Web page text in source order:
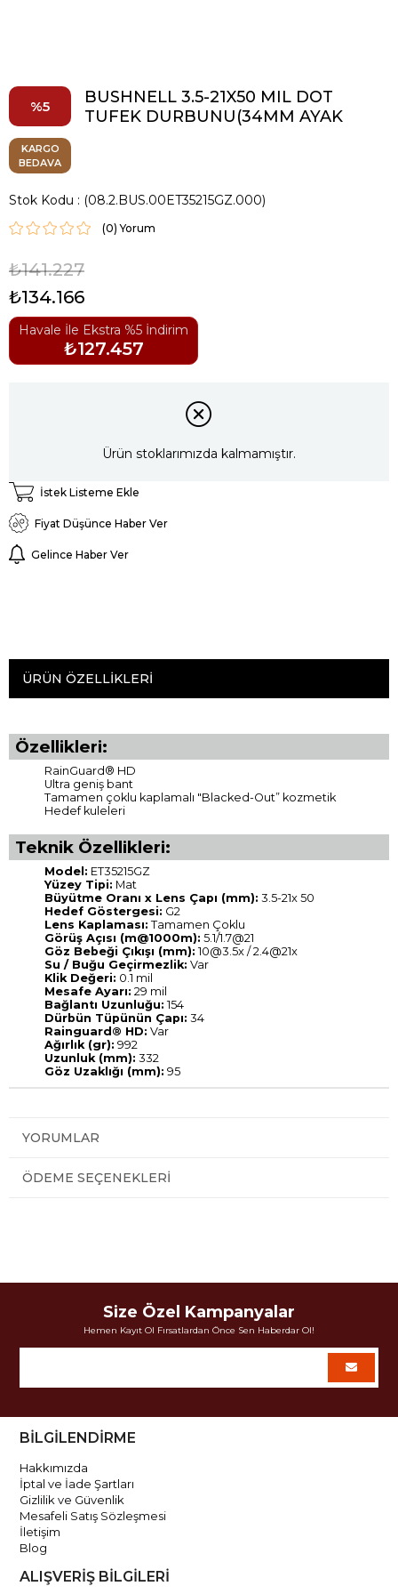
5
BUSHNELL 3.5-21X50 MIL DOT
TUFEK DURBUNU(34MM AYAK
KARGO
BEDAVA
Stok Kodu (08.2.BUS.00ET35215GZ.000)
(0)
₺141.227
₺134.166
Havale İle Ekstra %5 İndirim
₺127.457
Ürün stoklarımızda kalmamıştır.
İstek Listeme Ekle
Fiyat Düşünce Haber Ver
Gelince Haber Ver
ÜRÜN ÖZELLIKLERI
Özellikleri:
RainGuard® HD
Ultra geniş bant
Tamamen çoklu kaplamalı "Blacked-Out” kozmetik
Hedef kuleleri
Teknik Özellikleri:
Model: ET35215GZ
Yüzey Tipi: Mat
Büyütme Oranı x Lens Çapı (mm): 3.5-21x 50
Hedef Göstergesi: G2
Lens Kaplaması: Tamamen Çoklu
Görüş Açısı (m@1000m): 5.1/1.7@21
Göz Bebeği Çıkışı (mm): 10@3.5x / 2.4@21x
Su / Buğu Geçirmezlik: Var
Klik Değeri: 0.1 mil
Mesafe Ayarı: 29 mil
Bağlantı Uzunluğu: 154
Dürbün Tüpünün Çapı: 34
Rainguard® HD: Var
Ağırlık (gr): 992
Uzunluk (mm): 332
Göz Uzaklığı (mm): 95
YORUMLAR
ÖDEME SEÇENEKLERI
Size Özel Kampanyalar
Hemen Kayıt Ol Fırsatlardan Önce Sen Haberdar Ol!
BİLGİLENDİRME
Hakkımızda
İptal ve İade Şartları
Gizlilik ve Güvenlik
Mesafeli Satış Sözleşmesi
İletişim
Blog
ALIŞVERİŞ BİLGİLERİ